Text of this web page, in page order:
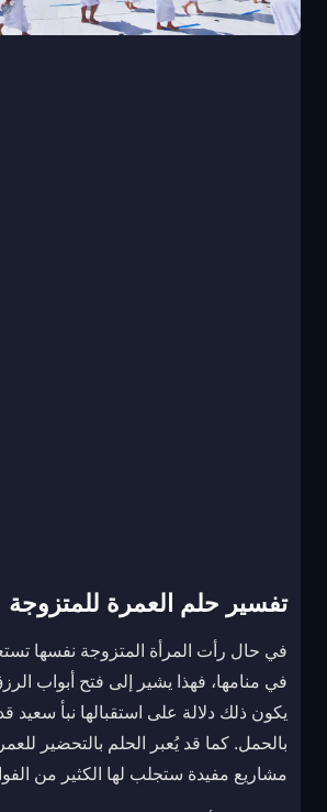
تفسير حلم العمرة للمتزوجة
في حال رأت المرأة المتزوجة نفسها
في منامها، فهذا يشير إلى فتح أبواب
يكون ذلك دلالة على استقبالها نبأ سعيد
بالحمل. كما قد يُعبر الحلم بالتحضير
مشاريع مفيدة ستجلب لها الكثير من